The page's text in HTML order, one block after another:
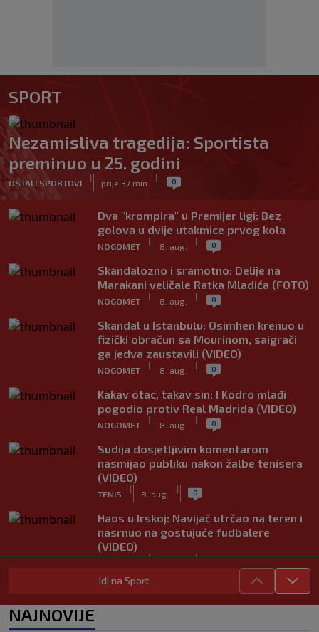
SPORT
Nezamisliva tragedija: Sportista
preminuo u 25. godini
OSTALI SPORTOVI
|
prije 37 min
| 0
Dva "krompira" u Premijer ligi: Bez
golova u dvije utakmice prvog kola
NOGOMET
|
8. aug.
| 0
Skandalozno i sramotno: Delije na
Marakani veličale Ratka Mladića (FOTO)
NOGOMET
|
8. aug.
| 0
Skandal u Istanbulu: Osimhen krenuo u
fizički obračun sa Mourinom, saigrači
ga jedva zaustavili (VIDEO)
NOGOMET
|
8. aug.
| 0
Kakav otac, takav sin: I Kodro mlađi
pogodio protiv Real Madrida (VIDEO)
NOGOMET
|
8. aug.
| 0
Sudija dosjetljivim komentarom
nasmijao publiku nakon žalbe tenisera
(VIDEO)
TENIS
|
8. aug.
| 0
Haos u Irskoj: Navijač utrčao na teren i
nasrnuo na gostujuće fudbalere
(VIDEO)
| |
Rivalstvo je ostalo po strani: Real
Idi na Sport
NAJNOVIJE